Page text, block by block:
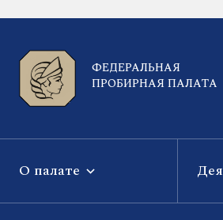
ФЕДЕРАЛЬНАЯ
ПРОБИРНАЯ ПАЛАТА
О палате